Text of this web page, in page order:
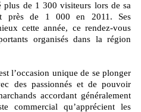
de 1 300 visiteurs lors de sa
près de 1 000 en 2011. Ses
cette année, ce rendez-vous
organisés dans la région
l’occasion unique de se plonger
des passionnés et de pouvoir
accordant généralement
commercial qu’apprécient les